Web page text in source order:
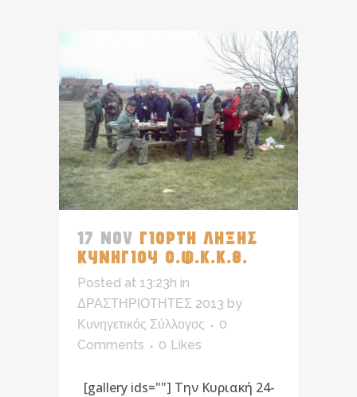
17 NOV ΓΙΟΡΤΗ ΛΗΞΗΣ
ΚΥΝΗΓΙΟΥ Ο.Φ.Κ.Κ.Θ.
Posted at 13:23h in
ΔΡΑΣΤΗΡΙΟΤΗΤΕΣ 2013 by
Κυνηγετικός Σύλλογος
0
Comments
0 Likes
[gallery ids=""] Την Κυριακή 24-